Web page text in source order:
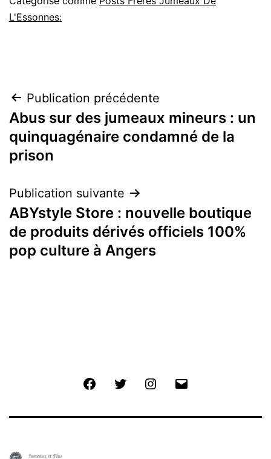
L'Essonnes:
Navigation
de
l’article
Publication précédente
Abus sur des jumeaux mineurs : un
quinquagénaire condamné de la
prison
Publication suivante
ABYstyle Store : nouvelle boutique
de produits dérivés officiels 100%
pop culture à Angers
FacebookTwitter Instagram